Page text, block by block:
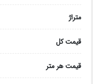
متراژ
قیمت کل
قیمت هر متر